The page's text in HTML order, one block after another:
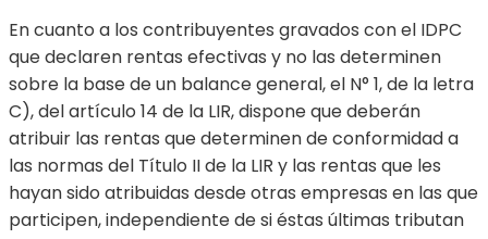
En cuanto a los contribuyentes gravados con el IDPC
que declaren rentas efectivas y no las determinen
sobre la base de un balance general, el N° 1, de la letra
C), del artículo 14 de la LIR, dispone que deberán
atribuir las rentas que determinen de conformidad a
las normas del Título II de la LIR y las rentas que les
hayan sido atribuidas desde otras empresas en las que
participen, independiente de si éstas últimas tributan